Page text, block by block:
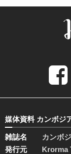
媒体資料 カンボジ
雑誌名
カンボ
発行元
Krorma